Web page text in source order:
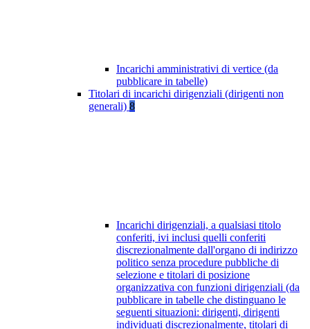
Incarichi amministrativi di vertice (da
pubblicare in tabelle)
Titolari di incarichi dirigenziali (dirigenti non
generali) 8
Incarichi dirigenziali, a qualsiasi titolo
conferiti, ivi inclusi quelli conferiti
discrezionalmente dall'organo di indirizzo
politico senza procedure pubbliche di
selezione e titolari di posizione
organizzativa con funzioni dirigenziali (da
pubblicare in tabelle che distinguano le
seguenti situazioni: dirigenti, dirigenti
individuati discrezionalmente, titolari di